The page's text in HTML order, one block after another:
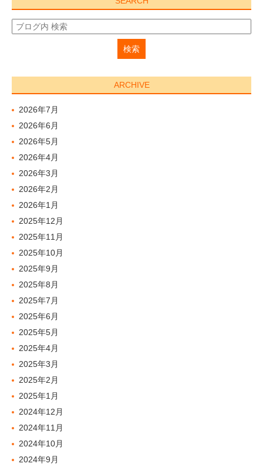
ARCHIVE
2026年7月
2026年6月
2026年5月
2026年4月
2026年3月
2026年2月
2026年1月
2025年12月
2025年11月
2025年10月
2025年9月
2025年8月
2025年7月
2025年6月
2025年5月
2025年4月
2025年3月
2025年2月
2025年1月
2024年12月
2024年11月
2024年10月
2024年9月